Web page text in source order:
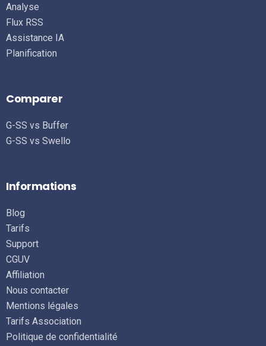
Analyse
Flux RSS
Assistance IA
Planification
Comparer
G-SS vs Buffer
G-SS vs Swello
Informations
Blog
Tarifs
Support
CGUV
Affiliation
Nous contacter
Mentions légales
Tarifs Association
Politique de confidentialité